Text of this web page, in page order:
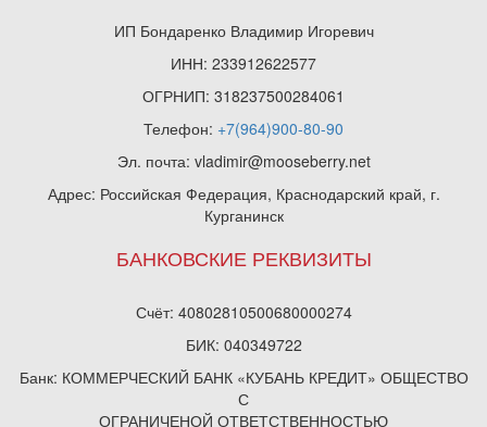
ИП Бондаренко Владимир Игоревич
ИНН: 233912622577
ОГРНИП: 318237500284061
Телефон: +7(964)900-80-90
Эл. почта: vladimir@mooseberry.net
Адрес: Российская Федерация, Краснодарский край, г.
Курганинск
БАНКОВСКИЕ РЕКВИЗИТЫ
Счёт: 40802810500680000274
БИК: 040349722
Банк: КОММЕРЧЕСКИЙ БАНК «КУБАНЬ КРЕДИТ» ОБЩЕСТВО
С
ОГРАНИЧЕНОЙ ОТВЕТСТВЕННОСТЬЮ